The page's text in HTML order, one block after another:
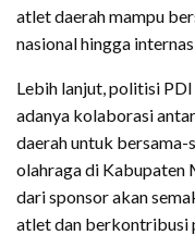
atlet daerah mampu
nasional hingga
Lebih lanjut, politisi
adanya kolaborasi
daerah untuk bersama-
olahraga di Kabupaten
dari sponsor akan
atlet dan berkontribusi